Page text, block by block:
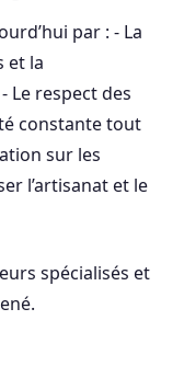
par : - La
et la
Le respect des
constante tout
sur les
l’artisanat et le
spécialisés et